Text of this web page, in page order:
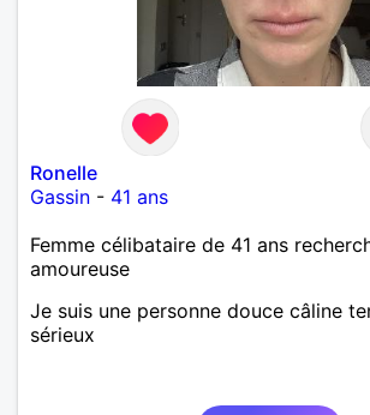
Ronelle
Gassin - 41 ans
Femme célibataire de 41 ans
amoureuse
Je suis une personne douce câline
sérieux